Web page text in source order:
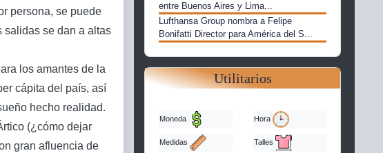
persona, se puede
salidas se dan a altas
los amantes de la
cápita del país, así
hecho realidad.
(¿cómo dejar
gran afluencia de
entre Buenos Aires y Lima...
Lufthansa Group nombra a Felipe
Bonifatti Director para América del S...
Utilitarios
Moneda
Medidas
Hora
Talles